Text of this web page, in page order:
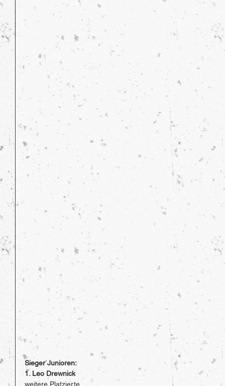
Sieger Junioren:
1. Leo Drewnick
weitere Platzierte